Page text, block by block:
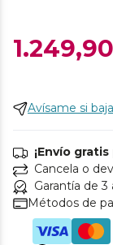
Avísame si
¡Envío
Cancela o
Garantía de 3
Métodos de